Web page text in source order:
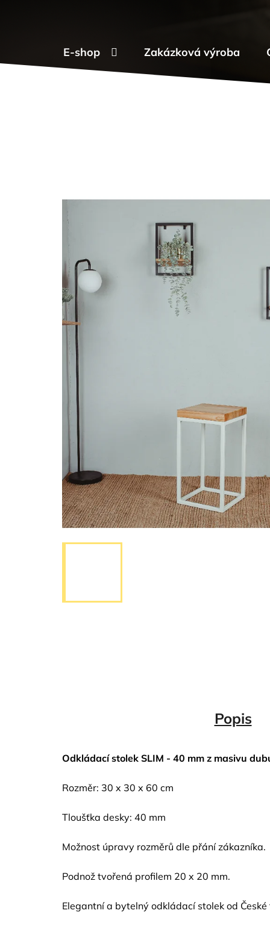
E-shop Zakázková výroba
Popis
Odkládací stolek SLIM - 40 mm z masivu
Rozměr: 30 x 30 x 60 cm
Tloušťka desky: 40 mm
Možnost úpravy rozměrů dle přání zákazníka.
Podnož tvořená profilem 20 x 20 mm.
Elegantní a bytelný odkládací stolek od